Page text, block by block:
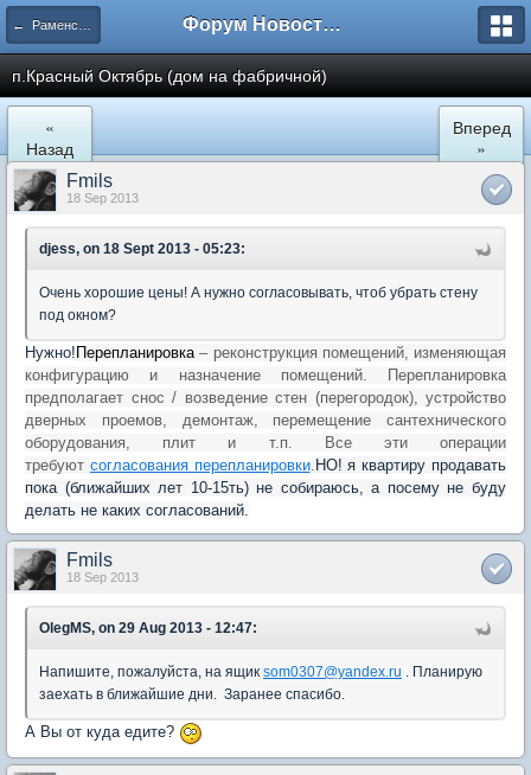
← Раменское Форум Новостройки
п.Красный Октябрь (дом на фабричной)
«
Назад
Вперед
»
Fmils
18 Sep 2013
djess, on 18 Sept 2013 - 05:23:
Очень хорошие цены! А нужно согласовывать, чтоб убрать стену
под окном?
Нужно! Перепланировка – реконструкция помещений, изменяющая
конфигурацию и назначение помещений. Перепланировка
предполагает снос / возведение стен (перегородок), устройство
дверных проемов, демонтаж, перемещение сантехнического
оборудования, плит и т.п. Все эти операции
требуют согласования перепланировки. НО! я квартиру продавать
пока (ближайших лет 10-15ть) не собираюсь, а посему не буду
делать не каких согласований.
Fmils
18 Sep 2013
OlegMS, on 29 Aug 2013 - 12:47:
Напишите, пожалуйста, на ящик som0307@yandex.ru . Планирую
заехать в ближайшие дни. Заранее спасибо.
А Вы от куда едите?